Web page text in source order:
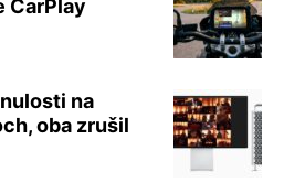
CarPlay
na
oba zrušil